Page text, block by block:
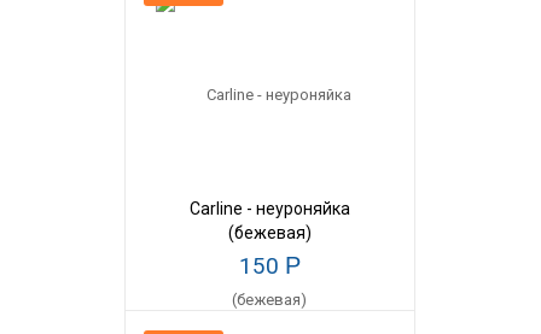
Carline - неуроняйка
(бежевая)
150 Р